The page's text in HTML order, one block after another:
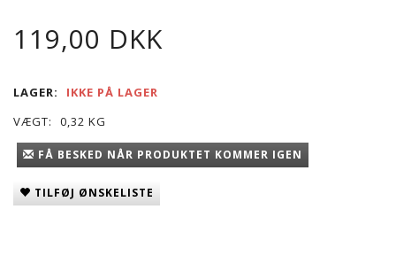
119,00 DKK
LAGER:
IKKE PÅ LAGER
VÆGT:
0,32 KG
FÅ BESKED NÅR PRODUKTET KOMMER IGEN
TILFØJ ØNSKELISTE